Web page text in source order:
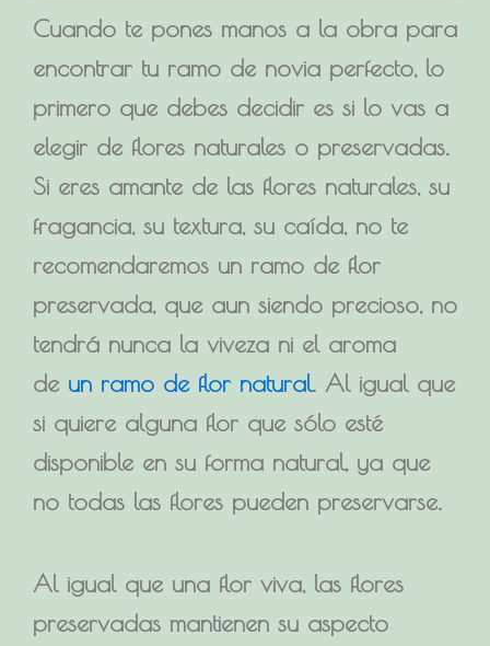
Cuando te pones manos a la obra para
encontrar tu ramo de novia perfecto, lo
primero que debes decidir es si lo vas a
elegir de flores naturales o preservadas.
Si eres amante de las flores naturales, su
fragancia, su textura, su caída, no te
recomendaremos un ramo de flor
preservada, que aun siendo precioso, no
tendrá nunca la viveza ni el aroma
de un ramo de flor natural. Al igual que
si quiere alguna flor que sólo esté
disponible en su forma natural, ya que
no todas las flores pueden preservarse.
Al igual que una flor viva, las flores
preservadas mantienen su aspecto